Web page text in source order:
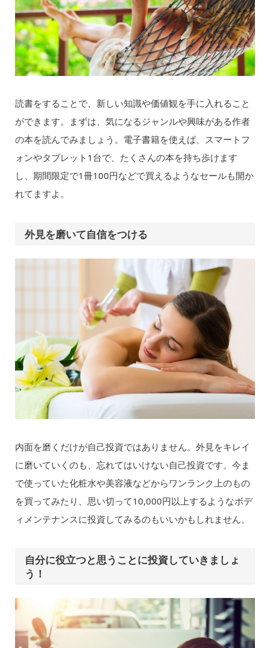
読書をすることで、新しい知識や価値観を手に入れること
ができます。まずは、気になるジャンルや興味がある作者
の本を読んでみましょう。電子書籍を使えば、スマートフ
ォンやタブレット1台で、たくさんの本を持ち歩けます
し、期間限定で1冊100円などで買えるようなセールも開か
れてますよ。
外見を磨いて自信をつける
内面を磨くだけが自己投資ではありません。外見をキレイ
に磨いていくのも、忘れてはいけない自己投資です。今ま
で使っていた化粧水や美容液などからワンランク上のもの
を買ってみたり、思い切って10,000円以上するようなボデ
ィメンテナンスに投資してみるのもいいかもしれません。
自分に役立つと思うことに投資していきましょ
う！